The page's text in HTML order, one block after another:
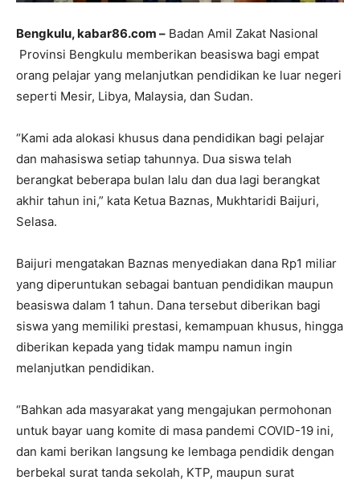
Bengkulu, kabar86.com – Badan Amil Zakat Nasional
Provinsi Bengkulu memberikan beasiswa bagi empat
orang pelajar yang melanjutkan pendidikan ke luar negeri
seperti Mesir, Libya, Malaysia, dan Sudan.
“Kami ada alokasi khusus dana pendidikan bagi pelajar
dan mahasiswa setiap tahunnya. Dua siswa telah
berangkat beberapa bulan lalu dan dua lagi berangkat
akhir tahun ini,” kata Ketua Baznas, Mukhtaridi Baijuri,
Selasa.
Baijuri mengatakan Baznas menyediakan dana Rp1 miliar
yang diperuntukan sebagai bantuan pendidikan maupun
beasiswa dalam 1 tahun. Dana tersebut diberikan bagi
siswa yang memiliki prestasi, kemampuan khusus, hingga
diberikan kepada yang tidak mampu namun ingin
melanjutkan pendidikan.
“Bahkan ada masyarakat yang mengajukan permohonan
untuk bayar uang komite di masa pandemi COVID-19 ini,
dan kami berikan langsung ke lembaga pendidik dengan
berbekal surat tanda sekolah, KTP, maupun surat